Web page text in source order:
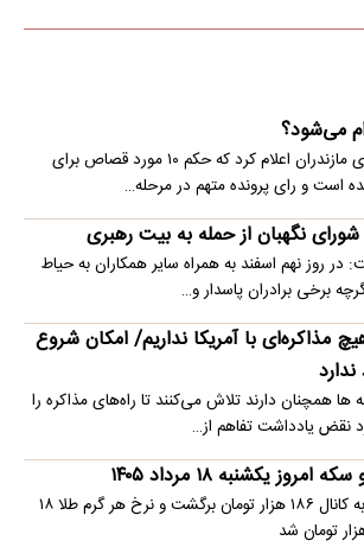
می‌شود؟
روابط عمومی دادگستری مازندران اعلام کرد که حکم ۱۰ مورد قصاص برای
است و رای پرونده متهم در مرحله…
نگهبان از حمله به بیت رهبری
روز نهم اسفند به همراه سایر همکاران به حیاط
برخی برادران پاسدار و…
مذاکره‌ای با آمریکا نداریم/ امکان شروع
همچنان دارند تلاش می‌کنند تا راه‌های مذاکره را
نقض یادداشت تفاهم از…
یکشنبه ۱۸ مرداد ۱۴۰۵
قیمت دلار در بازار آزاد به کانال ۱۸۶ هزار تومان برگشت و نرخ هر گرم طلا ۱۸